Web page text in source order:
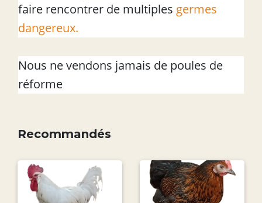
faire rencontrer de multiples germes
dangereux.
Nous ne vendons jamais de poules de
réforme
Recommandés